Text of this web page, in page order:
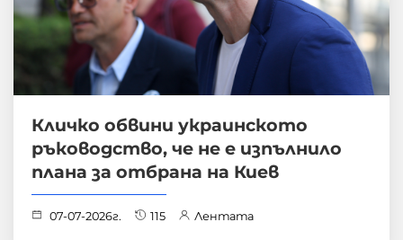
Кличко обвини украинското
ръководство, че не е изпълнило
плана за отбрана на Киев
07-07-2026г. 115 Лентата